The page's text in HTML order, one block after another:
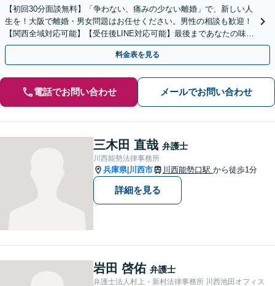
【初回30分面談無料】「争わない、痛みの少ない離婚」で、新しい人
生を！大阪で離婚・男女問題はお任せください。男性の相談も歓迎！
【関西全域対応可能】【受任後LINE対応可能】最後まであなたの味方
です。【女性弁護士】【豊中駅徒歩5分】
料金表を見る
電話でお問い合わせ メールでお問い合わせ
三木田 直哉 弁護士
川西能勢法律事務所
兵庫県| 川西市 川西能勢口駅 から徒歩1分
詳細を見る
岩田 啓佑 弁護士
弁護士法人村上・新村法律事務所 川西池田オフィス